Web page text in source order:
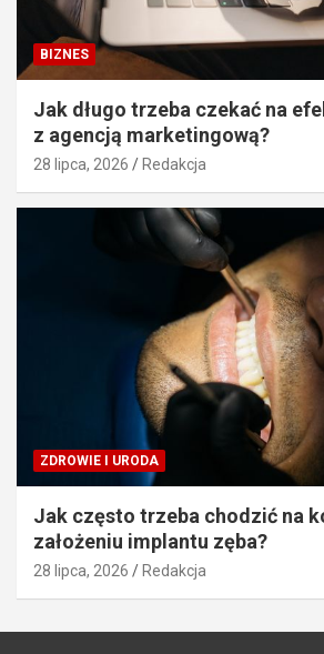
BIZNES
Jak długo trzeba czekać na
z agencją marketingową?
28 lipca, 2026 Redakcja
ZDROWIE I URODA
Jak często trzeba chodzić na
założeniu implantu zęba?
28 lipca, 2026 Redakcja